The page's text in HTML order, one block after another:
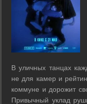
В уличных танцах
не для камер и
коммуне и дорожит
Привычный уклад